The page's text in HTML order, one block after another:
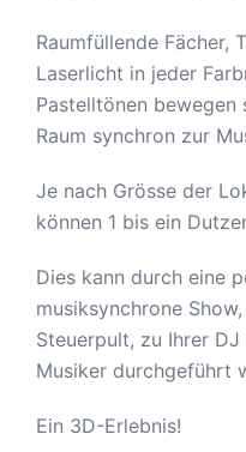
Raumfüllende Fächer,
Laserlicht in jeder
Pastelltönen
Raum synchron zur
Je nach Grösse der
können 1 bis ein
Dies kann durch eine
musiksynchrone
Steuerpult, zu Ihrer
Musiker durchgeführt
Ein 3D-Erlebnis!